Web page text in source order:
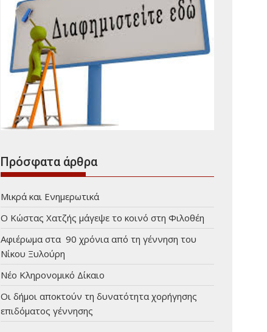
Πρόσφατα άρθρα
Μικρά και Ενημερωτικά
Ο Κώστας Χατζής μάγεψε το κοινό στη Φιλοθέη
Αφιέρωμα στα 90 χρόνια από τη γέννηση του
Νίκου Ξυλούρη
Νέο Κληρονομικό Δίκαιο
Οι δήμοι αποκτούν τη δυνατότητα χορήγησης
επιδόματος γέννησης